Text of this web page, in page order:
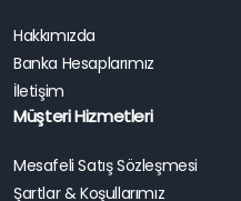
Hakkımızda
Banka Hesaplarımız
İletişim
Müşteri Hizmetleri
Mesafeli Satış Sözleşmesi
Şartlar & Koşullarımız